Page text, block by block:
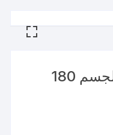
بيوبلاس لوشن تفتيح للجسم 180